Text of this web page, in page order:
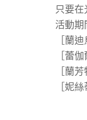
只要
活動期
［蘭
［蕾
［蘭
［妮